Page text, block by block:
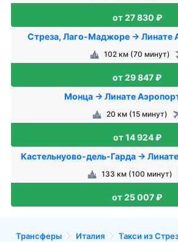
от 27 830 ₽
Стреза, Лаго-Маджоре → Линате
102 км (70 минут)
от 29 847 ₽
Монца → Линате
20 км (15 минут)
от 14 924 ₽
Кастельнуово-дель-Гарда →
133 км (100 минут)
от 25 007 ₽
Трансферы Италия
Такси из